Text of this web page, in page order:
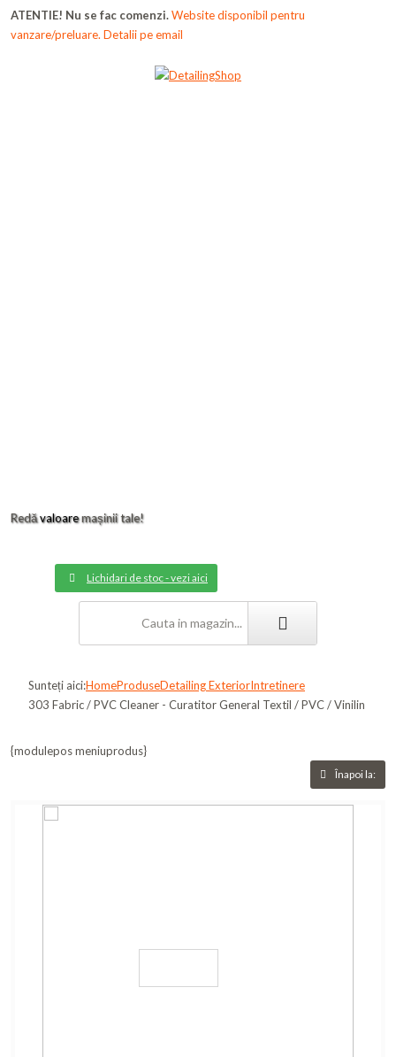
ATENTIE! Nu se fac comenzi.Website disponibil pentru
vanzare/preluare. Detalii pe email
Redăvaloaremașinii tale!
Lichidari de stoc - vezi aici
Sunteți aici:HomeProduseDetailing ExteriorIntretinere
303 Fabric / PVC Cleaner - Curatitor General Textil / PVC / Vinilin
{modulepos meniuprodus}
Înapoi la: